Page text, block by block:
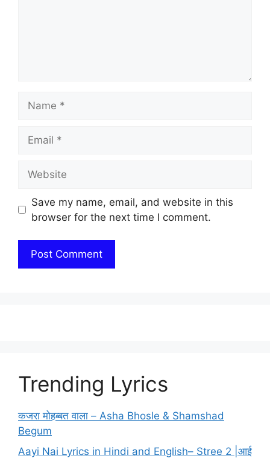
Save my name, email, and website in this
browser for the next time I comment.
Trending Lyrics
कजरा मोहब्बत वाला – Asha Bhosle & Shamshad
Begum
Aayi Nai Lyrics in Hindi and English– Stree 2 |आई